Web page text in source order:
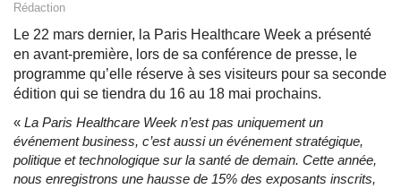
Rédaction
Le 22 mars dernier, la Paris Healthcare Week a présenté
en avant-première, lors de sa conférence de presse, le
programme qu’elle réserve à ses visiteurs pour sa seconde
édition qui se tiendra du 16 au 18 mai prochains.
« La Paris Healthcare Week n’est pas uniquement un
événement business, c’est aussi un événement stratégique,
politique et technologique sur la santé de demain. Cette année,
nous enregistrons une hausse de 15% des exposants inscrits,